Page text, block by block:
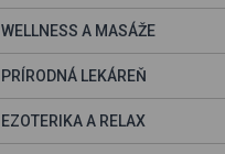
WELLNESS A MASÁŽE
PRÍRODNÁ LEKÁREŇ
EZOTERIKA A RELAX